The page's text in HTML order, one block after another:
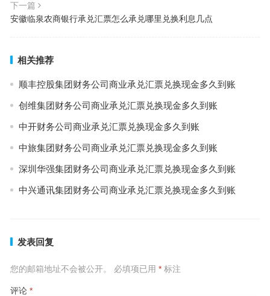
下一篇
安徽临泉农商银行承兑汇票怎么承兑哪里兑换利息几点
相关推荐
顺丰控股集团财务公司商业承兑汇票兑换现金多久到账
创维集团财务公司商业承兑汇票兑换现金多久到账
中开财务公司商业承兑汇票兑换现金多久到账
中旅集团财务公司商业承兑汇票兑换现金多久到账
深圳华强集团财务公司商业承兑汇票兑换现金多久到账
中兴通讯集团财务公司商业承兑汇票兑换现金多久到账
发表回复
您的邮箱地址不会被公开。 必填项已用 *标注
评论 *